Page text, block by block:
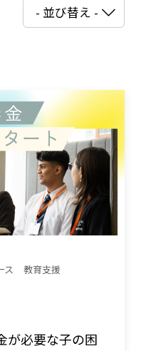
ス 教育支援
が必要な子の困